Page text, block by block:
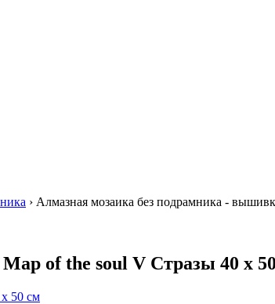
› Алмазная мозаика без подрамника -
of the soul V Стразы 40 х